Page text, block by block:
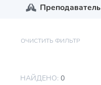
Преподаватель
ОЧИСТИТЬ ФИЛЬТР
НАЙДЕНО: 0